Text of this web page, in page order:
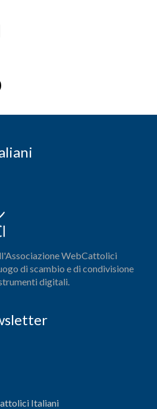
WebCattolici
di scambio e di condivisione
digitali.
Italiani